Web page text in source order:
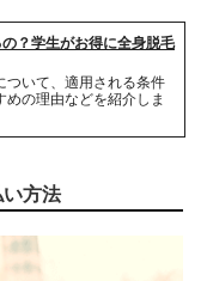
？学生がお得に全身脱毛
ついて、適用される条件
の理由などを紹介しま
方法